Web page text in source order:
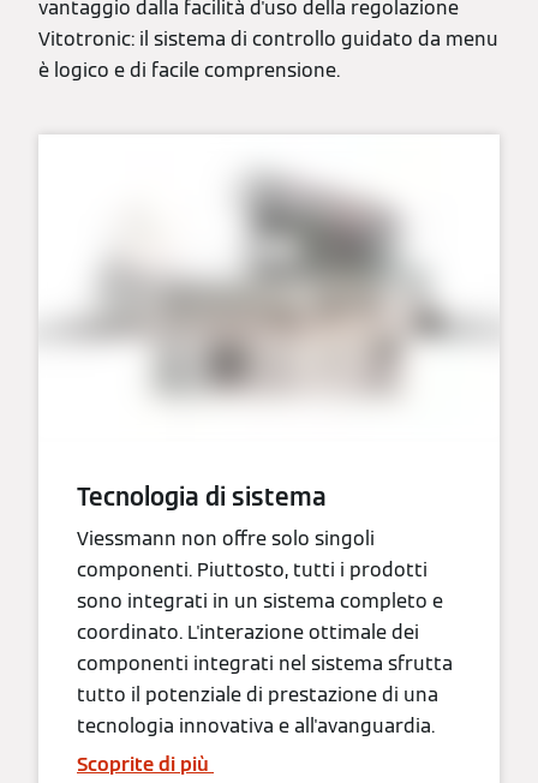
vantaggio dalla facilità d'uso della regolazione
Vitotronic: il sistema di controllo guidato da menu
è logico e di facile comprensione.
Tecnologia di sistema
Viessmann non offre solo singoli
componenti. Piuttosto, tutti i prodotti
sono integrati in un sistema completo e
coordinato. L'interazione ottimale dei
componenti integrati nel sistema sfrutta
tutto il potenziale di prestazione di una
tecnologia innovativa e all'avanguardia.
Scoprite di più